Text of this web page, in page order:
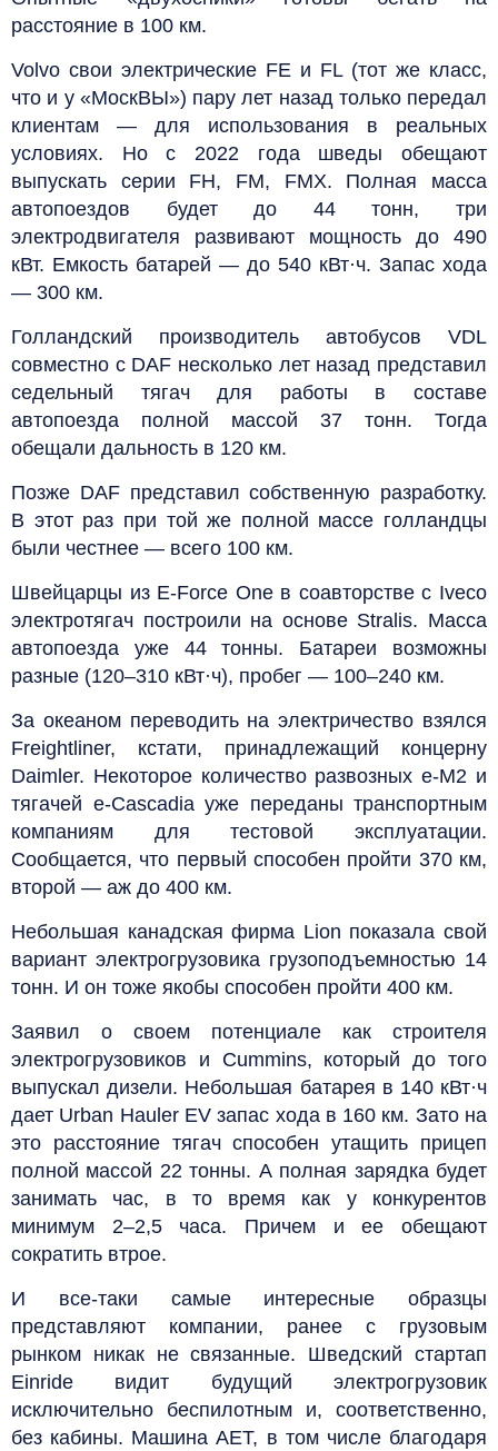
расстояние в 100 км.
Volvo свои электрические FE и FL (тот же класс,
что и у «МоскВЫ») пару лет назад только передал
клиентам — для использования в реальных
условиях. Но с 2022 года шведы обещают
выпускать серии FH, FM, FMX. Полная масса
автопоездов будет до 44 тонн, три
электродвигателя развивают мощность до 490
кВт. Емкость батарей — до 540 кВт·ч. Запас хода
— 300 км.
Голландский производитель автобусов VDL
совместно с DAF несколько лет назад представил
седельный тягач для работы в составе
автопоезда полной массой 37 тонн. Тогда
обещали дальность в 120 км.
Позже DAF представил собственную разработку.
В этот раз при той же полной массе голландцы
были честнее — всего 100 км.
Швейцарцы из E-Force One в соавторстве с Iveco
электротягач построили на основе Stralis. Масса
автопоезда уже 44 тонны. Батареи возможны
разные (120–310 кВт·ч), пробег — 100–240 км.
За океаном переводить на электричество взялся
Freightliner, кстати, принадлежащий концерну
Daimler. Некоторое количество развозных e-M2 и
тягачей e-Cascadia уже переданы транспортным
компаниям для тестовой эксплуатации.
Сообщается, что первый способен пройти 370 км,
второй — аж до 400 км.
Небольшая канадская фирма Lion показала свой
вариант электрогрузовика грузоподъемностью 14
тонн. И он тоже якобы способен пройти 400 км.
Заявил о своем потенциале как строителя
электрогрузовиков и Cummins, который до того
выпускал дизели. Небольшая батарея в 140 кВт·ч
дает Urban Hauler EV запас хода в 160 км. Зато на
это расстояние тягач способен утащить прицеп
полной массой 22 тонны. А полная зарядка будет
занимать час, в то время как у конкурентов
минимум 2–2,5 часа. Причем и ее обещают
сократить втрое.
И все-таки самые интересные образцы
представляют компании, ранее с грузовым
рынком никак не связанные. Шведский стартап
Einride видит будущий электрогрузовик
исключительно беспилотным и, соответственно,
без кабины. Машина AET, в том числе благодаря